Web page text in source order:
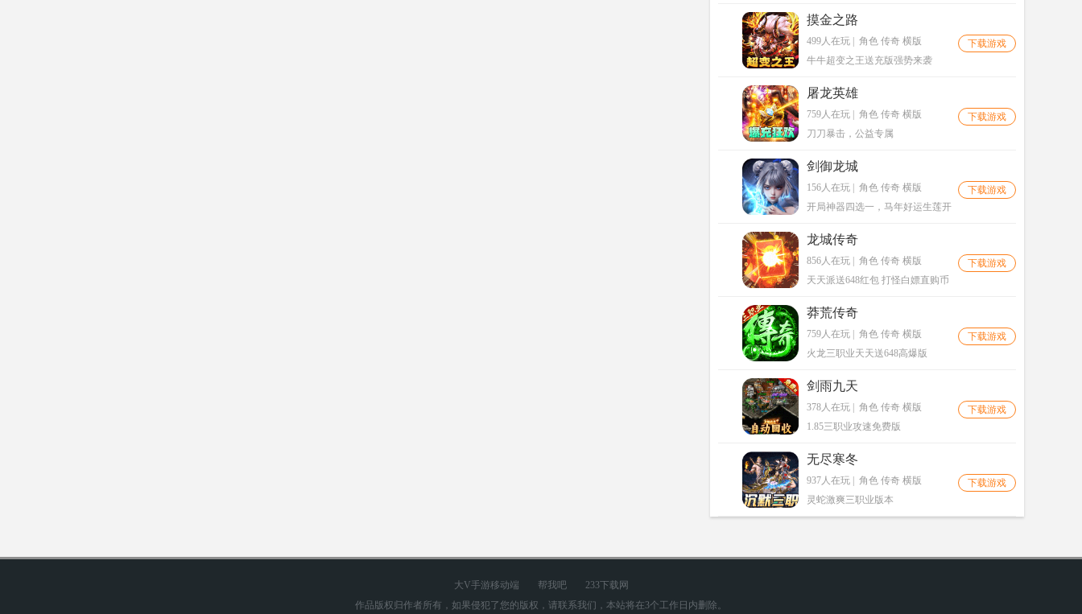
摸金之路
499人在玩 | 角色 传奇 横版
牛牛超变之王送充版强势来袭
下载游戏
屠龙英雄
759人在玩 | 角色 传奇 横版
刀刀暴击，公益专属
下载游戏
剑御龙城
156人在玩 | 角色 传奇 横版
开局神器四选一，马年好运生莲开
下载游戏
龙城传奇
856人在玩 | 角色 传奇 横版
天天派送648红包 打怪白嫖直购币
下载游戏
莽荒传奇
759人在玩 | 角色 传奇 横版
火龙三职业天天送648高爆版
下载游戏
剑雨九天
378人在玩 | 角色 传奇 横版
1.85三职业攻速免费版
下载游戏
无尽寒冬
937人在玩 | 角色 传奇 横版
灵蛇激爽三职业版本
下载游戏
大V手游移动端 帮我吧
233下载网
作品版权归作者所有，如果侵犯了您的版权，请联系我们，本站将在3个工作日内删除。